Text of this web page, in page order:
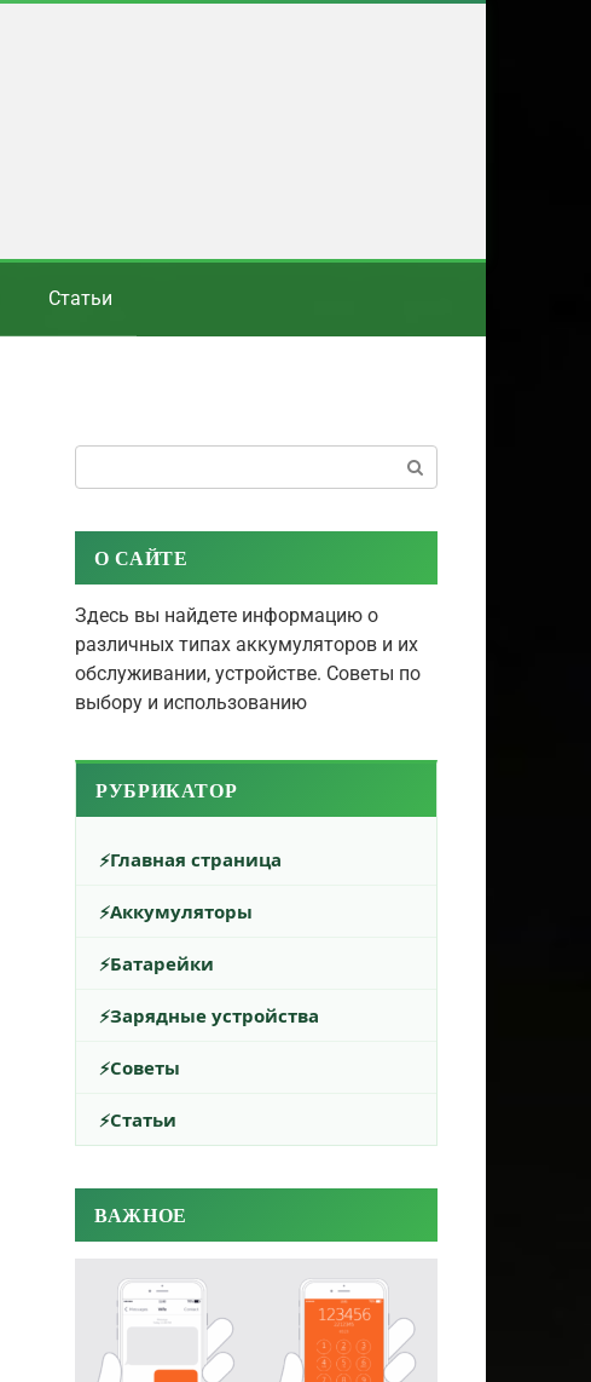
Статьи
О САЙТЕ
Здесь вы найдете информацию о
различных типах аккумуляторов и их
обслуживании, устройстве. Советы по
выбору и использованию
РУБРИКАТОР
Главная страница
Аккумуляторы
Батарейки
Зарядные устройства
Советы
Статьи
ВАЖНОЕ